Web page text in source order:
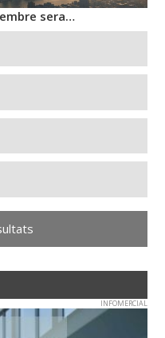
sera…
INFOMERCIAL